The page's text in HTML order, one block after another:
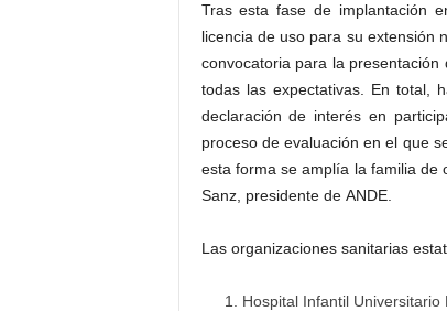
Tras esta fase de implantación
licencia de uso para su extensión
convocatoria para la
todas las expectativas. En total,
declaración de interés en
proceso de evaluación en el que
esta forma se amplía la familia de
Sanz, presidente de ANDE.
Las organizaciones sanitarias
Hospital Infantil Universitario